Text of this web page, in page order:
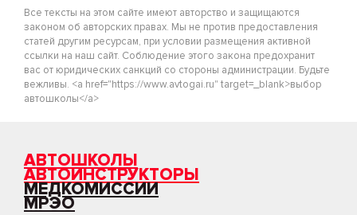
Все тексты на этом сайте имеют авторство и защищаются
законом об авторских правах. Мы не против предоставления
статей другим ресурсам, при условии размещения активной
ссылки на наш сайт. Соблюдение этого закона предохранит
вас от юридических санкций со стороны администрации. Будьте
вежливы. <a href="https://www.avtogai.ru" target=_blank>выбор
автошколы</a>
АВТОШКОЛЫ
АВТОИНСТРУКТОРЫ
МЕДКОМИССИИ
МРЭО